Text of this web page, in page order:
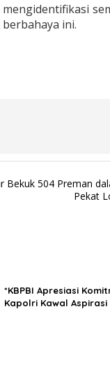
ini.
Bekuk 504 Preman
Pekat
*KBPBI Apresiasi
Kapolri Kawal